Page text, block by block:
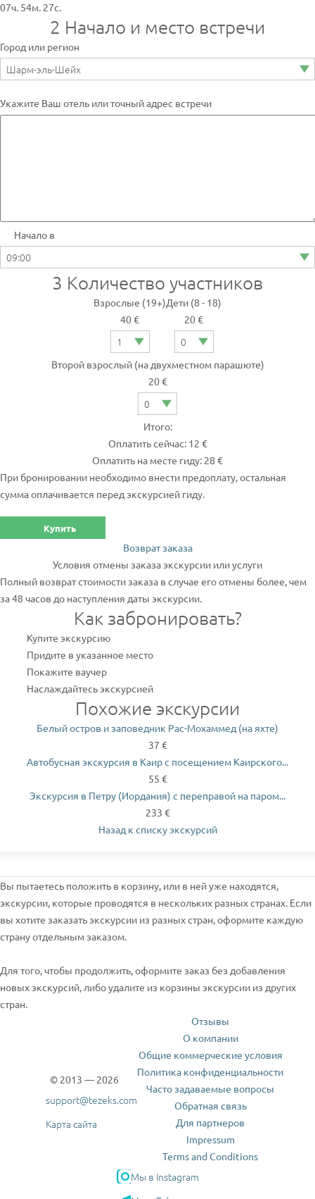
07ч. 54м. 27с.
2 Начало и место встречи
Город или регион
Укажите Ваш отель или точный адрес встречи
Начало в
3 Количество участников
Взрослые (19+)
40 €
Дети (8 - 18)
20 €
Второй взрослый (на двухместном парашюте)
20 €
Итого:
Оплатить сейчас: 12 €
Оплатить на месте гиду: 28 €
При бронировании необходимо внести предоплату, остальная
сумма оплачивается перед экскурсией гиду.
Купить
Возврат заказа
Условия отмены заказа экскурсии или услуги
Полный возврат стоимости заказа в случае его отмены более, чем
за 48 часов до наступления даты экскурсии.
Как забронировать?
Купите экскурсию
Придите в указанное место
Покажите ваучер
Наслаждайтесь экскурсией
Похожие экскурсии
Белый остров и заповедник Рас-Мохаммед (на яхте)
37 €
Автобусная экскурсия в Каир с посещением Каирского...
55 €
Экскурсия в Петру (Иордания) с переправой на паром...
233 €
Назад к списку экскурсий
Вы пытаетесь положить в корзину, или в ней уже находятся,
экскурсии, которые проводятся в нескольких разных странах. Если
вы хотите заказать экскурсии из разных стран, оформите каждую
страну отдельным заказом.
Для того, чтобы продолжить, оформите заказ без добавления
новых экскурсий, либо удалите из корзины экскурсии из других
стран.
© 2013 — 2026
support@tezeks.com
Карта сайта
Отзывы
О компании
Общие коммерческие условия
Политика конфиденциальности
Часто задаваемые вопросы
Обратная связь
Для партнеров
Impressum
Terms and Conditions
Мы в Instagram